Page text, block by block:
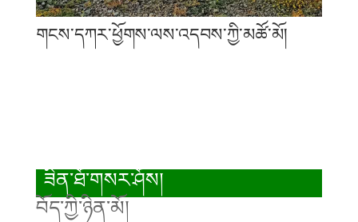
གངས་དཀར་ཕྱོགས་ལས་འདབས་ཀྱི་མཚོ་མོ།
ཟིན་ཐོ་གསར་ཤོས།
བོད་ཀྱི་ཉིན་མོ།